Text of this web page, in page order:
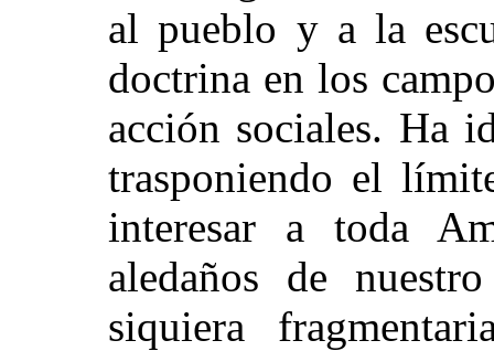
al pueblo y a la
doctrina en los
acción sociales. Ha
trasponiendo el
interesar a toda
aledaños de
siquiera